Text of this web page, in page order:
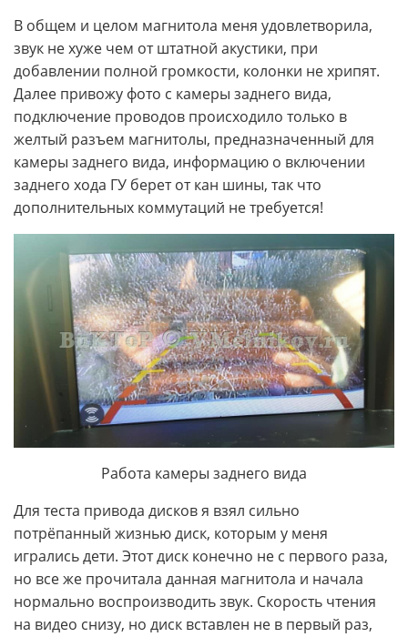
В общем и целом магнитола меня удовлетворила,
звук не хуже чем от штатной акустики, при
добавлении полной громкости, колонки не хрипят.
Далее привожу фото с камеры заднего вида,
подключение проводов происходило только в
желтый разъем магнитолы, предназначенный для
камеры заднего вида, информацию о включении
заднего хода ГУ берет от кан шины, так что
дополнительных коммутаций не требуется!
Работа камеры заднего вида
Для теста привода дисков я взял сильно
потрёпанный жизнью диск, которым у меня
игрались дети. Этот диск конечно не с первого раза,
но все же прочитала данная магнитола и начала
нормально воспроизводить звук. Скорость чтения
на видео снизу, но диск вставлен не в первый раз,